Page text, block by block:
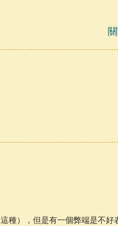
這種），但是有一個弊端是不好